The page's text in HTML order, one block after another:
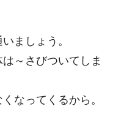
ましょう。
～さびついてしま
なってくるから。